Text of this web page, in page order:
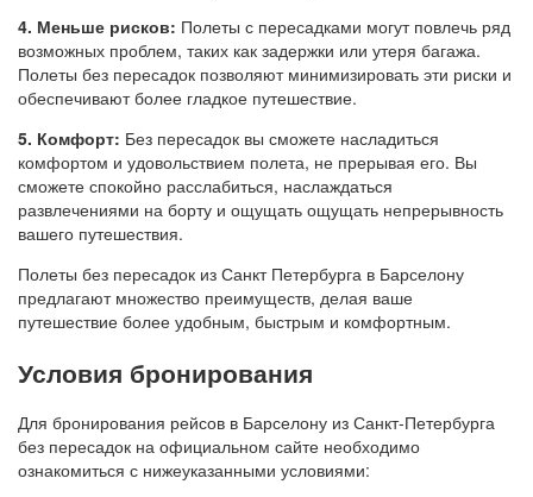
4. Меньше рисков: Полеты с пересадками могут повлечь ряд
возможных проблем, таких как задержки или утеря багажа.
Полеты без пересадок позволяют минимизировать эти риски и
обеспечивают более гладкое путешествие.
5. Комфорт: Без пересадок вы сможете насладиться
комфортом и удовольствием полета, не прерывая его. Вы
сможете спокойно расслабиться, наслаждаться
развлечениями на борту и ощущать ощущать непрерывность
вашего путешествия.
Полеты без пересадок из Санкт Петербурга в Барселону
предлагают множество преимуществ, делая ваше
путешествие более удобным, быстрым и комфортным.
Условия бронирования
Для бронирования рейсов в Барселону из Санкт-Петербурга
без пересадок на официальном сайте необходимо
ознакомиться с нижеуказанными условиями: